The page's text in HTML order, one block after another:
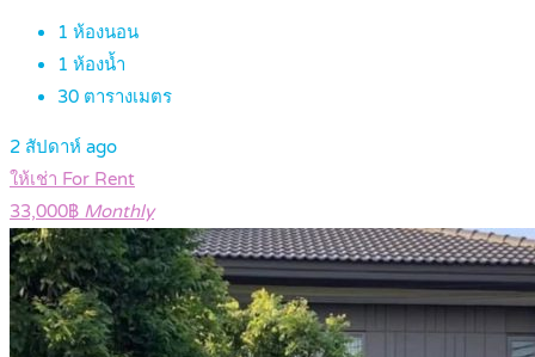
1 ห้องนอน
1 ห้องน้ำ
30 ตารางเมตร
2 สัปดาห์ ago
ให้เช่า For Rent
33,000฿ Monthly